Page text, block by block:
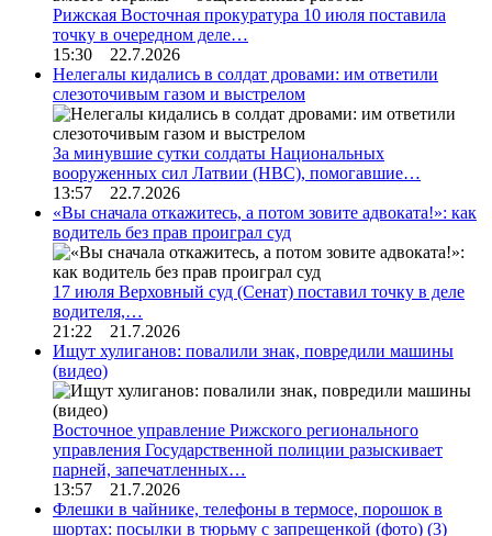
Рижская Восточная прокуратура 10 июля поставила
точку в очередном деле…
15:30 22.7.2026
Нелегалы кидались в солдат дровами: им ответили
слезоточивым газом и выстрелом
За минувшие сутки солдаты Национальных
вооруженных сил Латвии (НВС), помогавшие…
13:57 22.7.2026
«Вы сначала откажитесь, а потом зовите адвоката!»: как
водитель без прав проиграл суд
17 июля Верховный суд (Сенат) поставил точку в деле
водителя,…
21:22 21.7.2026
Ищут хулиганов: повалили знак, повредили машины
(видео)
Восточное управление Рижского регионального
управления Государственной полиции разыскивает
парней, запечатленных…
13:57 21.7.2026
Флешки в чайнике, телефоны в термосе, порошок в
шортах: посылки в тюрьму с запрещенкой (фото) (3)